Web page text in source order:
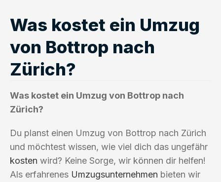
Was kostet ein Umzug
von Bottrop nach
Zürich?
Was kostet ein Umzug von Bottrop nach
Zürich?
Du planst einen Umzug von Bottrop nach Zürich
und möchtest wissen, wie viel dich das ungefähr
kosten wird? Keine Sorge, wir können dir helfen!
Als erfahrenes Umzugsunternehmen bieten wir